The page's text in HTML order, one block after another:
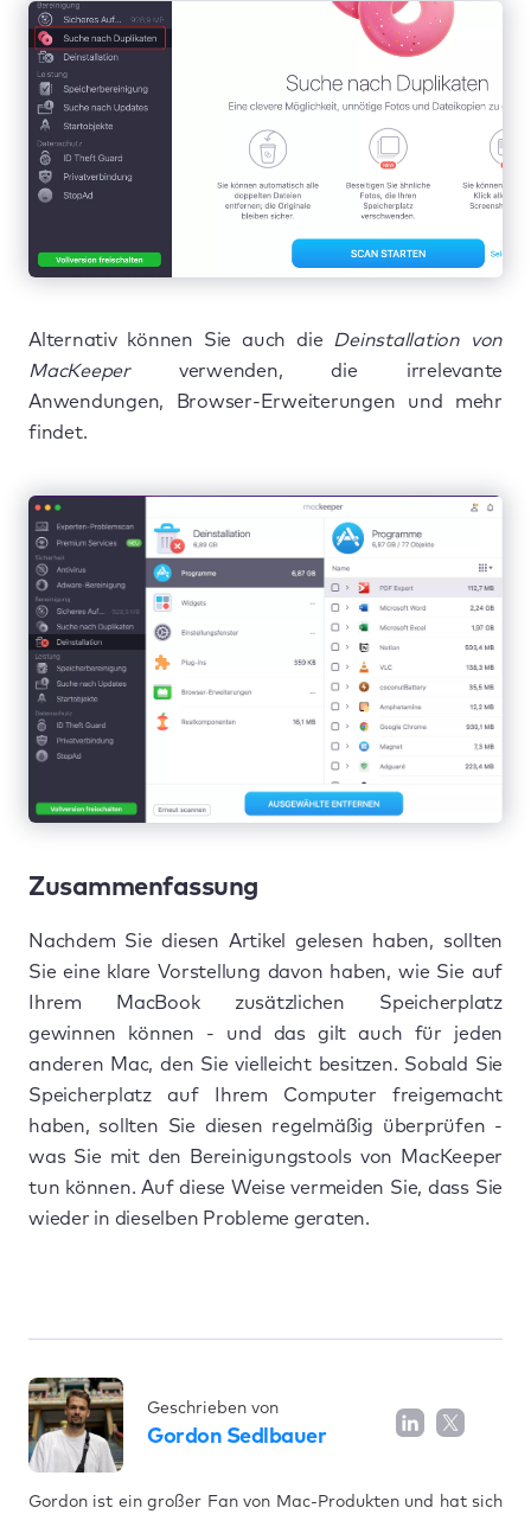
Alternativ können Sie auch die
Deinstallation von
MacKeeperverwenden, die irrelevante
Anwendungen, Browser-Erweiterungen und mehr
findet.
Zusammenfassung
Nachdem Sie diesen Artikel gelesen haben, sollten
Sie eine klare Vorstellung davon haben, wie Sie auf
Ihrem MacBook zusätzlichen Speicherplatz
gewinnen können - und das gilt auch für jeden
anderen Mac, den Sie vielleicht besitzen. Sobald Sie
Speicherplatz auf Ihrem Computer freigemacht
haben, sollten Sie diesen regelmäßig überprüfen -
was Sie mit den Bereinigungstools von MacKeeper
tun können. Auf diese Weise vermeiden Sie, dass Sie
wieder in dieselben Probleme geraten.
Geschrieben von
Gordon Sedlbauer
Gordon ist ein großer Fan von Mac-Produkten und hat sich